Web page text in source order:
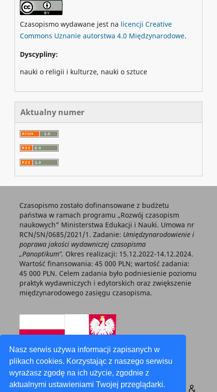
Nasz serwis używa informacji zapisanych w
plikach cookies. Korzystając z naszego serwisu
wyrażasz zgodę na ich użycie, zgodnie z
aktualnymi ustawieniami Twojej przeglądarki.
Czasopismo wydawane jest na licencji Creative
Commons Uznanie autorstwa 4.0 Międzynarodowe.
Dyscypliny:
nauki o religii i kulturze, nauki o sztuce
Aktualny numer
Czasopismo zostało dofinansowane z budżetu
państwa w ramach programu „Rozwój czasopism
naukowych” Ministerstwa Edukacji i Nauki. Umowa nr
RCN/SN/0685/2021/1. Zadanie: Umiędzynarodowienie i
poprawa jakości wydawniczej czasopisma
„Panoptikum”. Okres realizacji: 15.12.2022-14.12.2024.
Wartość finansowania: 45 000 PLN; wartość zadania:
45 000 PLN. Celem zadania było podniesienie poziomu
praktyk wydawniczych i edytorskich oraz zwiększenie
międzynarodowego zasięgu czasopisma.